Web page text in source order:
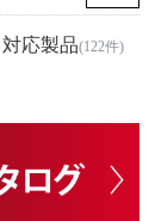
応製品(122件)